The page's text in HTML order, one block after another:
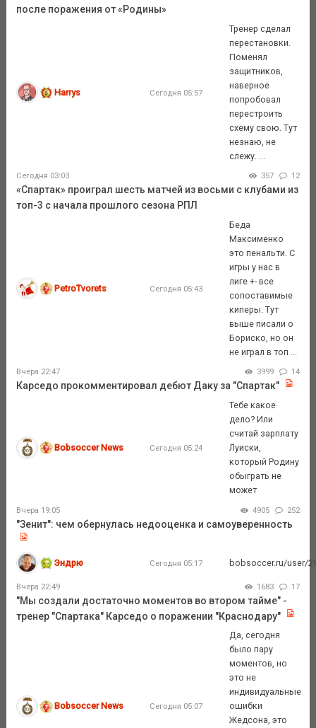
после поражения от «Родины»
Harrys Сегодня 05:57
Тренер сделал
перестановки.
Поменял
защитников,
наверное
попробовал
перестроить
схему свою. Тут
незнаю, не
слежу. ...
Сегодня 03:03 357 12
«Спартак» проиграл шесть матчей из восьми с клубами из
топ-3 с начала прошлого сезона РПЛ
PetroTvorets Сегодня 05:43
Беда
Максименко
это пенальти. С
игры у нас в
лиге +- все
сопоставимые
киперы. Тут
выше писали о
Бориско, но он
не играл в топ ...
Вчера 22:47 3999 14
Карседо прокомментировал дебют Даку за "Спартак"
Bobsoccer News Сегодня 05:24
Тебе какое
дело? Или
считай зарплату
Луиски,
который Родину
обыграть не
может
Вчера 19:05 4905 252
"Зенит": чем обернулась недооценка и самоуверенность
Эндрю Сегодня 05:17 bobsoccer.ru/user/
Вчера 22:49 1683 17
"Мы создали достаточно моментов во втором тайме" -
тренер "Спартака" Карседо о поражении "Краснодару"
Bobsoccer News Сегодня 05:07
Да, сегодня
было пару
моментов, но
это не
индивидуальные
ошибки
Жедсона, это